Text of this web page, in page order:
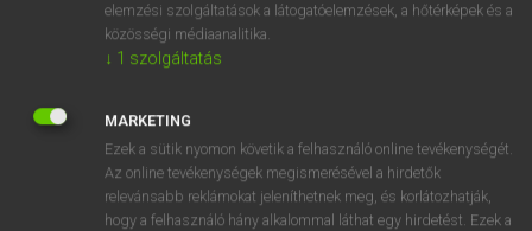
NINCS ELŐFIZETÉSED?
Nincs regisztrációm és előfizetésem. A szótár 2 órás,
díjmentes próbaverziójának elindításához regisztrálok és
elemzési szolgáltatások a látogatóelemzések, a hőtérképek és a
közösségi médiaanalitika.
↓ 1 szolgáltatás
MARKETING
Ezek a sütik nyomon követik a felhasználó online tevékenységét.
Az online tevékenységek megismerésével a hirdetők
relevánsabb reklámokat jeleníthetnek meg, és korlátozhatják,
hogy a felhasználó hány alkalommal láthat egy hirdetést. Ezek a